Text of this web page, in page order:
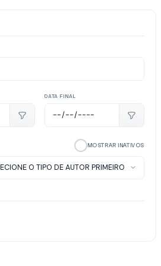
DATA FINAL
MOSTRAR INATIVOS